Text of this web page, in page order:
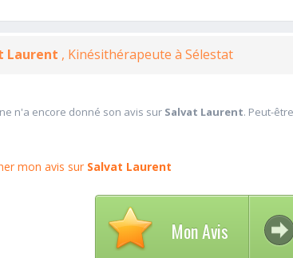
Laurent , Kinésithérapeute à Sélestat
n'a encore donné son avis sur Salvat Laurent. Peut-
mon avis sur Salvat Laurent
Mon Avis